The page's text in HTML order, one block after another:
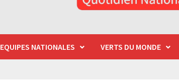
EQUIPES NATIONALES VERTS DU MONDE